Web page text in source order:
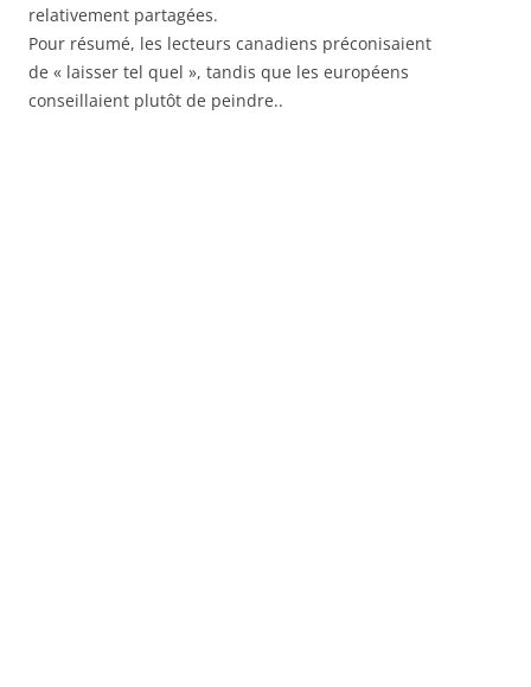
relativement partagées.
Pour résumé, les lecteurs canadiens préconisaient
de « laisser tel quel », tandis que les européens
conseillaient plutôt de peindre..